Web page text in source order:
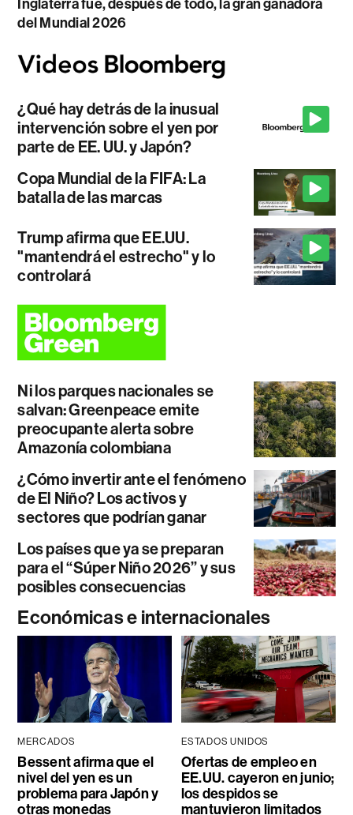
Inglaterra fue, después de todo, la gran ganadora
del Mundial 2026
¿Qué hay detrás de la inusual
intervención sobre el yen por
parte de EE. UU. y Japón?
Copa Mundial de la FIFA: La
batalla de las marcas
Trump afirma que EE.UU.
"mantendrá el estrecho" y lo
controlará
Ni los parques nacionales se
salvan: Greenpeace emite
preocupante alerta sobre
Amazonía colombiana
¿Cómo invertir ante el fenómeno
de El Niño? Los activos y
sectores que podrían ganar
Los países que ya se preparan
para el “Súper Niño 2026” y sus
posibles consecuencias
Económicas e internacionales
MERCADOS
Bessent afirma que el
nivel del yen es un
problema para Japón y
otras monedas
ESTADOS UNIDOS
Ofertas de empleo en
EE.UU. cayeron en junio;
los despidos se
mantuvieron limitados